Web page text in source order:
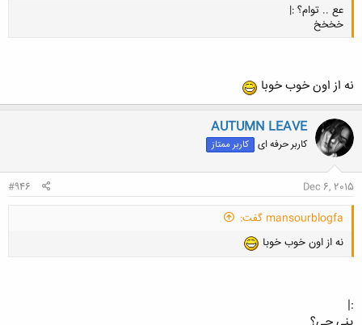
عع .. توام؟ :|
خخخخ
کلیک کنید تا باز شود...
نه از اون خوب خوبا
AUTUMN LEAVE
کاربر حرفه ای کاربر ممتاز
Dec 6, 2015
#946
mansourblogfa گفت:
نه از اون خوب خوبا
:|